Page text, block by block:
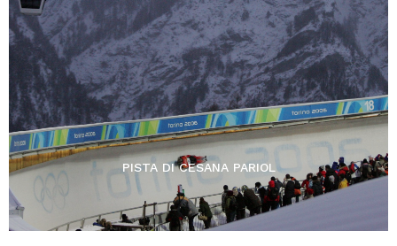
PISTA DI CESANA PARIOL